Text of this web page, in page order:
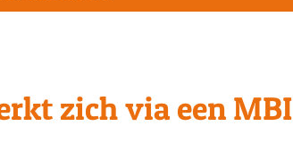
zich via een MBI